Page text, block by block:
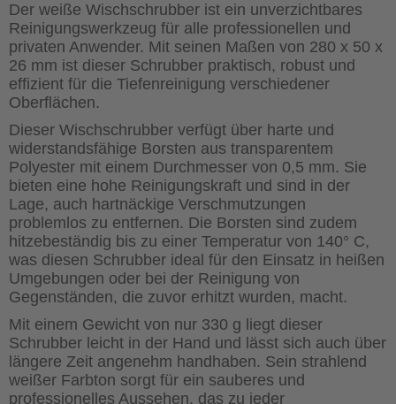
Der weiße Wischschrubber ist ein unverzichtbares
Reinigungswerkzeug für alle professionellen und
privaten Anwender. Mit seinen Maßen von 280 x 50 x
26 mm ist dieser Schrubber praktisch, robust und
effizient für die Tiefenreinigung verschiedener
Oberflächen.
Dieser Wischschrubber verfügt über harte und
widerstandsfähige Borsten aus transparentem
Polyester mit einem Durchmesser von 0,5 mm. Sie
bieten eine hohe Reinigungskraft und sind in der
Lage, auch hartnäckige Verschmutzungen
problemlos zu entfernen. Die Borsten sind zudem
hitzebeständig bis zu einer Temperatur von 140° C,
was diesen Schrubber ideal für den Einsatz in heißen
Umgebungen oder bei der Reinigung von
Gegenständen, die zuvor erhitzt wurden, macht.
Mit einem Gewicht von nur 330 g liegt dieser
Schrubber leicht in der Hand und lässt sich auch über
längere Zeit angenehm handhaben. Sein strahlend
weißer Farbton sorgt für ein sauberes und
professionelles Aussehen, das zu jeder